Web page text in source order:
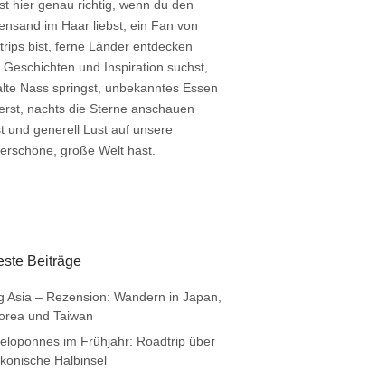
hier genau richtig, wenn du den
im Haar liebst, ein Fan von
bist, ferne Länder entdecken
Geschichten und Inspiration suchst,
Nass springst, unbekanntes Essen
nachts die Sterne anschauen
und generell Lust auf unsere
große Welt hast.
Beiträge
Asia – Rezension: Wandern in Japan,
und Taiwan
im Frühjahr: Roadtrip über
Halbinsel